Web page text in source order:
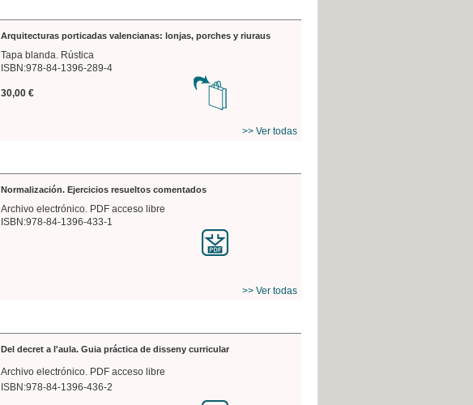
Arquitecturas porticadas valencianas: lonjas, porches y riuraus
Tapa blanda. Rústica
ISBN:978-84-1396-289-4
30,00 €
>> Ver todas
Normalización. Ejercicios resueltos comentados
Archivo electrónico. PDF acceso libre
ISBN:978-84-1396-433-1
>> Ver todas
Del decret a l'aula. Guia práctica de disseny curricular
Archivo electrónico. PDF acceso libre
ISBN:978-84-1396-436-2